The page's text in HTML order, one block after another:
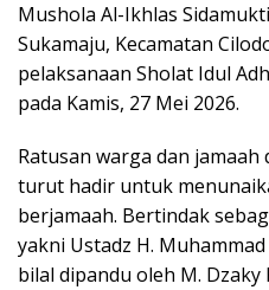
Mushola Al-Ikhlas
Sukamaju, Kecamatan
pelaksanaan Sholat Idul
pada Kamis, 27 Mei 2026.
Ratusan warga dan
turut hadir untuk
berjamaah. Bertindak
yakni Ustadz H.
bilal dipandu oleh M. Dzaky